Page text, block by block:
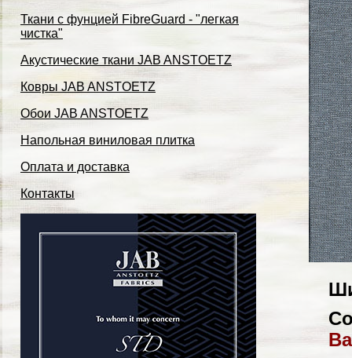
Ткани с фунцией FibreGuard - "легкая
чистка"
Акустические ткани JAB ANSTOETZ
Ковры JAB ANSTOETZ
Обои JAB ANSTOETZ
Напольная виниловая плитка
Оплата и доставка
Контакты